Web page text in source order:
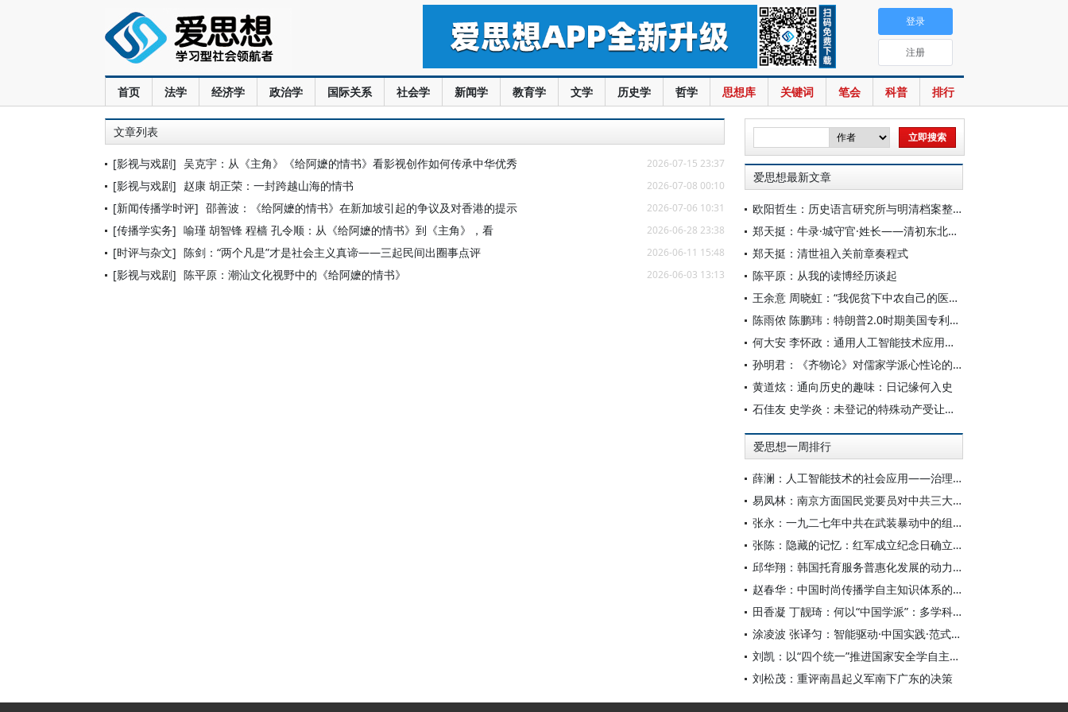
首页 法学 经济学 政治学 国际关系 社会学 新闻学 教育学 文学 历史学 哲学 思想库 关键词 笔会 科普 排行
登录
注册
文章列表
[影视与戏剧] 吴克宇：从《主角》《给阿嬷的情书》看影视创作如何传承中华优秀 2026-07-15 23:37
[影视与戏剧] 赵康 胡正荣：一封跨越山海的情书 2026-07-08 00:10
[新闻传播学时评] 邵善波：《给阿嬷的情书》在新加坡引起的争议及对香港的提示 2026-07-06 10:31
[传播学实务] 喻瑾 胡智锋 程樯 孔令顺：从《给阿嬷的情书》到《主角》，看 2026-06-28 23:38
[时评与杂文] 陈剑：“两个凡是”才是社会主义真谛——三起民间出圈事点评 2026-06-11 15:48
[影视与戏剧] 陈平原：潮汕文化视野中的《给阿嬷的情书》 2026-06-03 13:13
爱思想最新文章
欧阳哲生：历史语言研究所与明清档案整理工作（1928-1949年）
郑天挺：牛录·城守官·姓长——清初东北的地方行政机构
郑天挺：清世祖入关前章奏程式
陈平原：从我的读博经历谈起
王余意 周晓虹：“我伲贫下中农自己的医生”——赤脚医生的视觉表征与形象建构（1965—1978）
陈雨侬 陈鹏玮：特朗普2.0时期美国专利制度的“武器化”演进与中国应对
何大安 李怀政：通用人工智能技术应用下的数字调节机制
孙明君：《齐物论》对儒家学派心性论的回应
黄道炫：通向历史的趣味：日记缘何入史
石佳友 史学炎：未登记的特殊动产受让人排除强制执行问题研究
爱思想一周排行
薛澜：人工智能技术的社会应用——治理挑战
易凤林：南京方面国民党要员对中共三大起义的反应
张永：一九二七年中共在武装暴动中的组织转型
张陈：隐藏的记忆：红军成立纪念日确立前中共对南昌起义的纪念
邱华翔：韩国托育服务普惠化发展的动力机制、制度路径与政策效应
赵春华：中国时尚传播学自主知识体系的内在逻辑与实践路径
田香凝 丁靓琦：何以“中国学派”：多学科视野下中国特色新闻传播学建设的研究
涂凌波 张译匀：智能驱动·中国实践·范式创新：“构建中国新闻传播学自主知识体系”专题研讨会综述
刘凯：以“四个统一”推进国家安全学自主知识体系构建
刘松茂：重评南昌起义军南下广东的决策